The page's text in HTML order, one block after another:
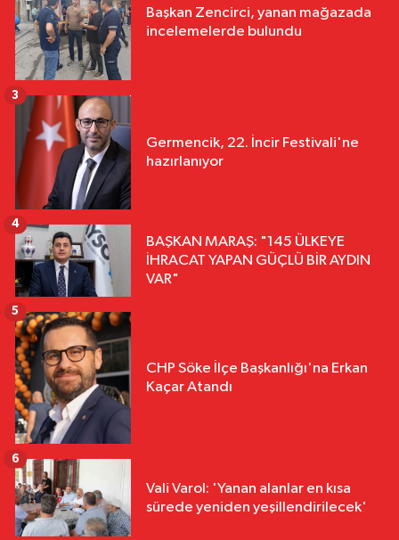
Başkan Zencirci, yanan mağazada
incelemelerde bulundu
Germencik, 22. İncir Festivali'ne
hazırlanıyor
3
BAŞKAN MARAŞ: "145 ÜLKEYE
İHRACAT YAPAN GÜÇLÜ BİR AYDIN
VAR"
4
CHP Söke İlçe Başkanlığı'na Erkan
Kaçar Atandı
5
Vali Varol: 'Yanan alanlar en kısa
sürede yeniden yeşillendirilecek'
6